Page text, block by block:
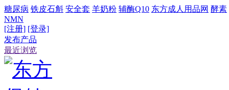
糖尿病 铁皮石斛 安全套 羊奶粉 辅酶Q10 东方成人用品网 酵素
NMN
[注册] [登录]
发布产品
最近浏览